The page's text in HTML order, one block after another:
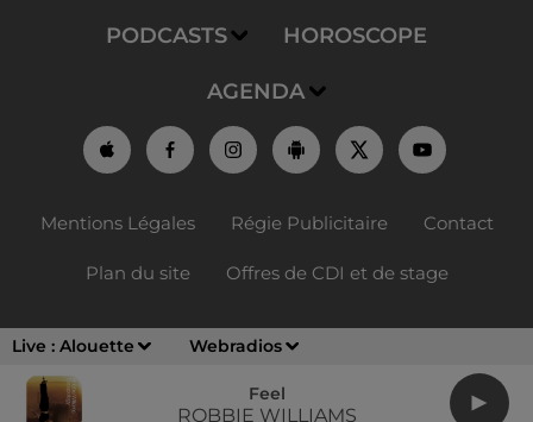
Live : Alouette Webradios
Feel
ROBBIE WILLIAMS
PODCASTS HOROSCOPE
AGENDA
Mentions Légales Régie Publicitaire Contact
Plan du site Offres de CDI et de stage